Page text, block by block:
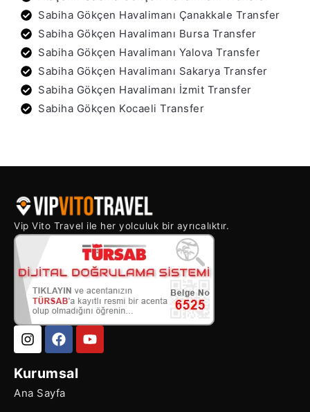
Sabiha Gökçen Havalimanı Çanakkale Transfer
Sabiha Gökçen Havalimanı Bursa Transfer
Sabiha Gökçen Havalimanı Yalova Transfer
Sabiha Gökçen Havalimanı Sakarya Transfer
Sabiha Gökçen Havalimanı İzmit Transfer
Sabiha Gökçen Kocaeli Transfer
Vip Vito Travel ile her yolculuk bir ayrıcalıktır.
Kurumsal
Ana Sayfa